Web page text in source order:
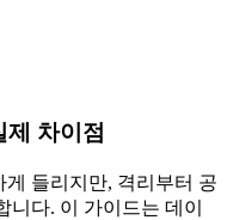
제 차이점
들리지만, 격리부터 공
다. 이 가이드는 데이